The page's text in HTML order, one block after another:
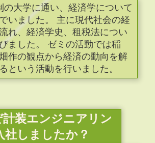
の大学に通い、経済学について
いました。 主に現代社会の経
れ、経済学史、租税法につい
ました。 ゼミの活動では稲
作の観点から経済の動向を解
という活動を行いました。
装エンジニアリン
社しましたか？